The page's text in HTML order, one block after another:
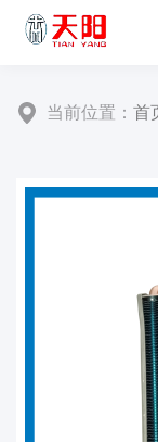
当前位置： 首